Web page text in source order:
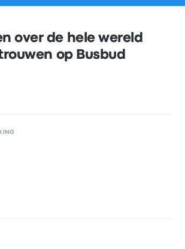
over de hele wereld
op Busbud